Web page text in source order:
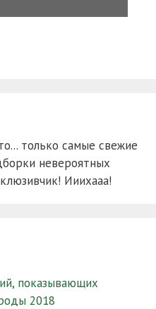
только самые свежие
невероятных
Ииихааа!
показывающих
2018